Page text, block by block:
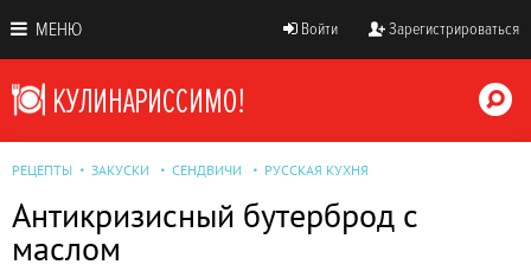
МЕНЮ Войти Зарегистрироваться
РЕЦЕПТЫ ЗАКУСКИ СЕНДВИЧИ РУССКАЯ КУХНЯ
Антикризисный бутерброд с
маслом